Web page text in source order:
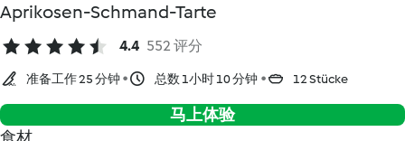
Aprikosen-Schmand-Tarte
4.4 552 评分
准备工作 25 分钟 总数 1小时 10 分钟 12 Stücke
马上体验